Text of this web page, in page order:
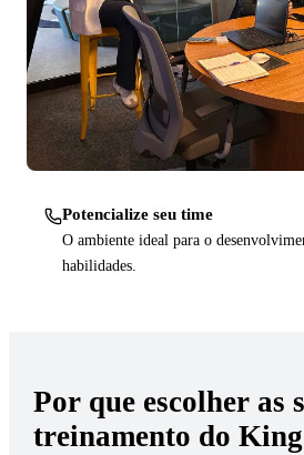
Potencialize seu time
O ambiente ideal para o
habilidades.
Por que escolher as
treinamento do